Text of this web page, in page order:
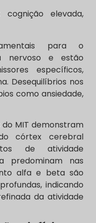
cognição elevada,
para o
nervoso e estão
específicos,
Desequilíbrios nos
como ansiedade,
MIT demonstram
córtex cerebral
de atividade
predominam nas
alfa e beta são
indicando
da atividade